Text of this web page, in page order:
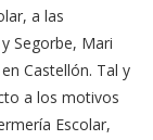
a las
Segorbe, Mari
Castellón. Tal y
a los motivos
Escolar,